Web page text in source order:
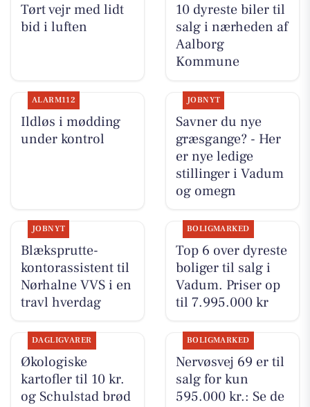
Tørt vejr med lidt
bid i luften
10 dyreste biler til
salg i nærheden af
Aalborg
Kommune
ALARM112
Ildløs i mødding
under kontrol
JOBNYT
Savner du nye
græsgange? - Her
er nye ledige
stillinger i Vadum
og omegn
JOBNYT
Blæksprutte-
kontorassistent til
Nørhalne VVS i en
travl hverdag
BOLIGMARKED
Top 6 over dyreste
boliger til salg i
Vadum. Priser op
til 7.995.000 kr
DAGLIGVARER
Økologiske
kartofler til 10 kr.
og Schulstad brød
BOLIGMARKED
Nervøsvej 69 er til
salg for kun
595.000 kr.: Se de